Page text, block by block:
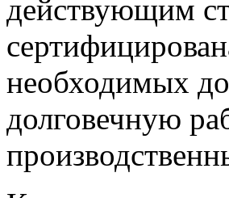
действующим
необходимых
долговечную